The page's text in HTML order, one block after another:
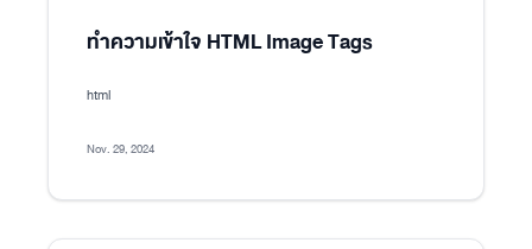
ทำความเข้าใจ HTML Image Tags
html
Nov. 29, 2024